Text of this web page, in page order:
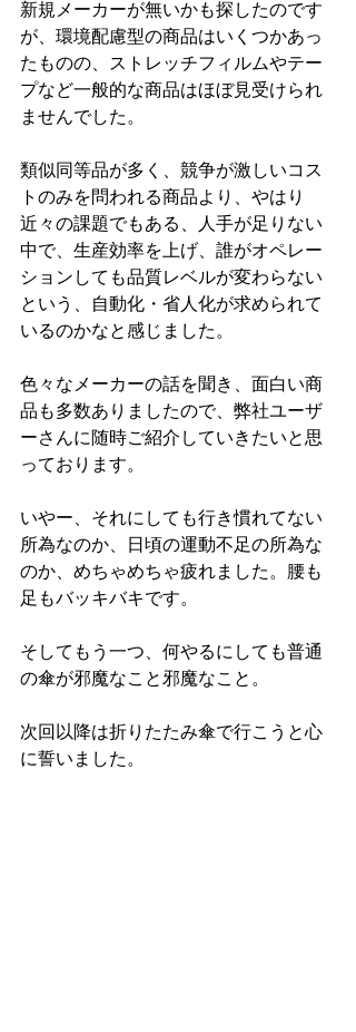
新規メーカーが無いかも探したのです
が、環境配慮型の商品はいくつかあっ
たものの、ストレッチフィルムやテー
プなど一般的な商品はほぼ見受けられ
ませんでした。
類似同等品が多く、競争が激しいコス
トのみを問われる商品より、やはり
近々の課題でもある、人手が足りない
中で、生産効率を上げ、誰がオペレー
ションしても品質レベルが変わらない
という、自動化・省人化が求められて
いるのかなと感じました。
色々なメーカーの話を聞き、面白い商
品も多数ありましたので、弊社ユーザ
ーさんに随時ご紹介していきたいと思
っております。
いやー、それにしても行き慣れてない
所為なのか、日頃の運動不足の所為な
のか、めちゃめちゃ疲れました。腰も
足もバッキバキです。
そしてもう一つ、何やるにしても普通
の傘が邪魔なこと邪魔なこと。
次回以降は折りたたみ傘で行こうと心
に誓いました。